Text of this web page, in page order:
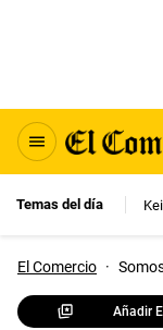
Temas del día
El Comercio ·
Añadir